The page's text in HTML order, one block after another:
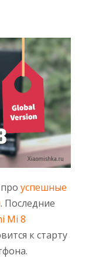
успешные
. Последние
Mi 8
к старту